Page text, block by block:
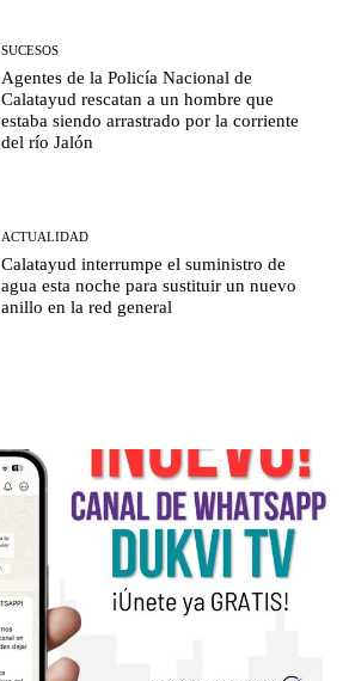
SUCESOS
Agentes de la Policía Nacional de
Calatayud rescatan a un hombre que
estaba siendo arrastrado por la corriente
del río Jalón
ACTUALIDAD
Calatayud interrumpe el suministro de
agua esta noche para sustituir un nuevo
anillo en la red general